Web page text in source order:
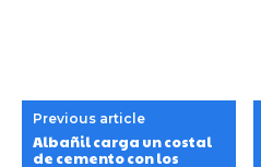
Previous article
Albañil carga un costal
de cemento con los